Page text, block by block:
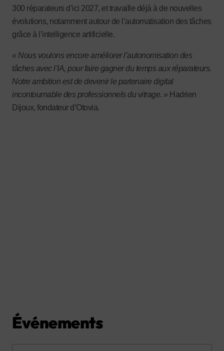
300 réparateurs d’ici 2027, et travaille déjà à de nouvelles
évolutions, notamment autour de l’automatisation des tâches
grâce à l’intelligence artificielle.
« Nous voulons encore améliorer l’autonomisation des
tâches avec l’IA, pour faire gagner du temps aux réparateurs.
Notre ambition est de devenir le partenaire digital
incontournable des professionnels du vitrage. » Hadrien
Dijoux, fondateur d’Otovia.
Événements